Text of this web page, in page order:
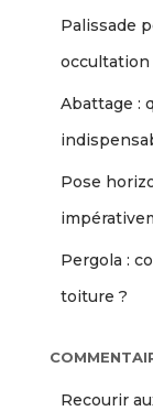
Palissade
Abattage :
Pose
Pergola :
toiture ?
Recourir